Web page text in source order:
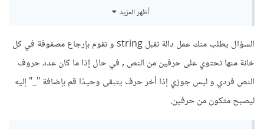
// should return ['ab',
'cd', 'ef']
أظهر المزيد
السؤال يطلب منك عمل دالة تقبل string و تقوم بإرجاع مصفوفة في كل
خانة منها تحتوي على حرفين من النص , في حال إذا ما كان عدد حروف
النص فردي و ليس جوزي إذا أخر حرف يتبقى وحيدًا قم بإضافة "_" إليه
ليصبح متكون من حرفين.